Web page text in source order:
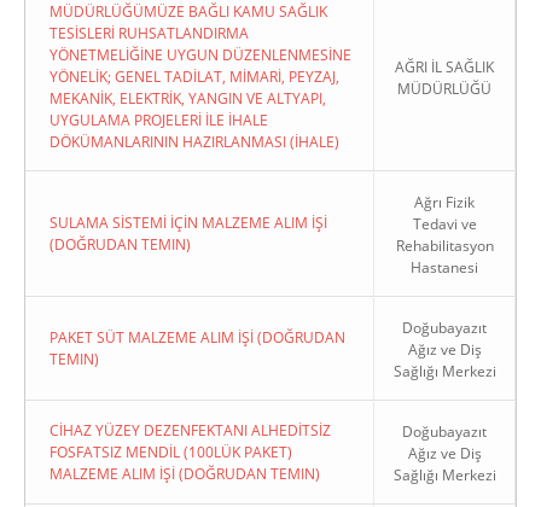
MÜDÜRLÜĞÜMÜZE BAĞLI KAMU SAĞLIK
TESİSLERİ RUHSATLANDIRMA
YÖNETMELİĞİNE UYGUN DÜZENLENMESİNE
YÖNELİK; GENEL TADİLAT, MİMARİ, PEYZAJ,
MEKANİK, ELEKTRİK, YANGIN VE ALTYAPI,
UYGULAMA PROJELERİ İLE İHALE
DÖKÜMANLARININ HAZIRLANMASI (İHALE)
AĞRI İL SAĞLIK
MÜDÜRLÜĞÜ
SULAMA SİSTEMİ İÇİN MALZEME ALIM İŞİ
(DOĞRUDAN TEMIN)
Ağrı Fizik
Tedavi ve
Rehabilitasyon
Hastanesi
PAKET SÜT MALZEME ALIM İŞİ (DOĞRUDAN
TEMIN)
Doğubayazıt
Ağız ve Diş
Sağlığı Merkezi
CİHAZ YÜZEY DEZENFEKTANI ALHEDİTSİZ
FOSFATSIZ MENDİL (100LÜK PAKET)
MALZEME ALIM İŞİ (DOĞRUDAN TEMIN)
Doğubayazıt
Ağız ve Diş
Sağlığı Merkezi